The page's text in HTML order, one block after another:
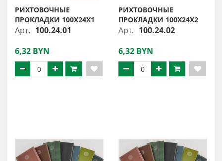
РИХТОВОЧНЫЕ
ПРОКЛАДКИ 100Х24Х1
Арт. 100.24.01
6,32 BYN
РИХТОВОЧНЫЕ
ПРОКЛАДКИ 100Х24Х2
Арт. 100.24.02
6,32 BYN